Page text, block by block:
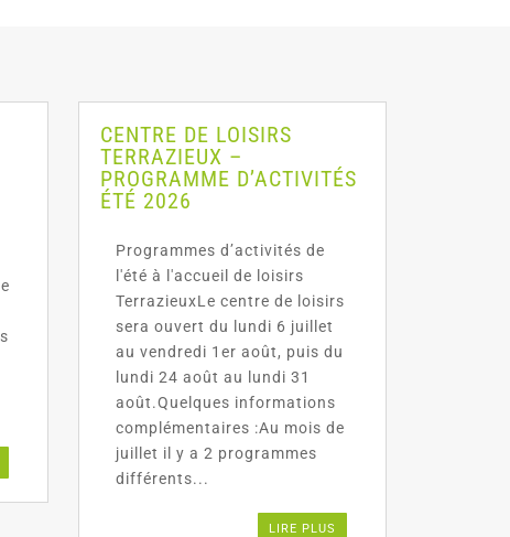
CENTRE DE LOISIRS
TERRAZIEUX –
PROGRAMME D’ACTIVITÉS
ÉTÉ 2026
Programmes d’activités de
l'été à l'accueil de loisirs
TerrazieuxLe centre de loisirs
sera ouvert du lundi 6 juillet
au vendredi 1er août, puis du
lundi 24 août au lundi 31
août.Quelques informations
complémentaires :Au mois de
juillet il y a 2 programmes
différents...
LIRE PLUS